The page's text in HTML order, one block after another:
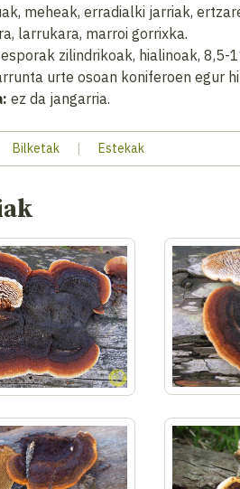
meheak, erradialki jarriak,
larrukara, marroi gorrixka.
esporak zilindrikoak, hialinoak, 8,5-
urte osoan koniferoen egur
ez da jangarria.
Bilketak | Estekak